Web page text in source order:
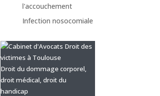
l'accouchement
Infection nosocomiale
Droit du dommage corporel,
droit médical, droit du
handicap